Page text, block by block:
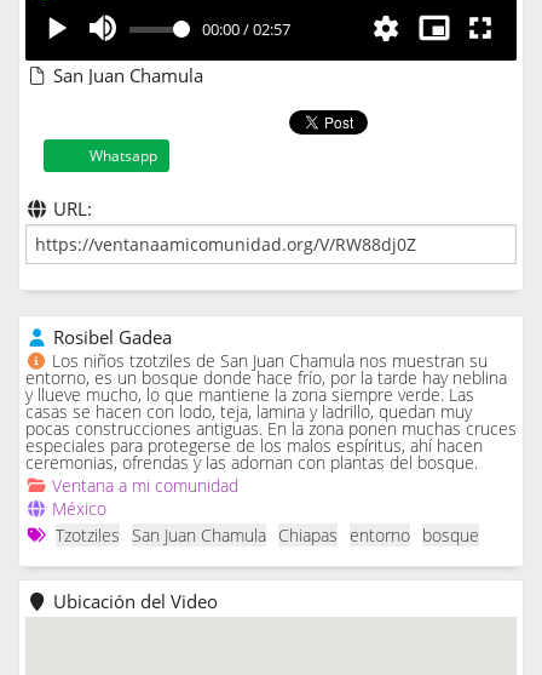
00:00/02:57
San Juan Chamula
Whatsapp
URL:
Rosibel Gadea
Los niños tzotziles de San Juan Chamula nos muestran su
entorno, es un bosque donde hace frío, por la tarde hay neblina
y llueve mucho, lo que mantiene la zona siempre verde. Las
casas se hacen con lodo, teja, lamina y ladrillo, quedan muy
pocas construcciones antiguas. En la zona ponen muchas cruces
especiales para protegerse de los malos espíritus, ahí hacen
ceremonias, ofrendas y las adornan con plantas del bosque.
Ventana a mi comunidad
México
Tzotziles
San Juan Chamula Chiapas entorno bosque
Ubicación del Video